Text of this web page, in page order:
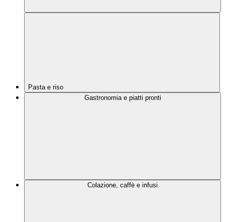
Pasta e riso
Gastronomia e piatti pronti
Colazione, caffè e infusi